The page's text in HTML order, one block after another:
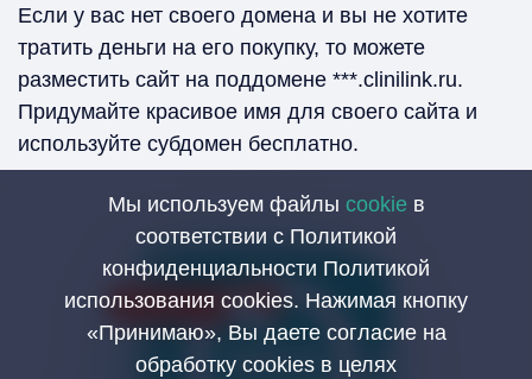
Если у вас нет своего домена и вы не хотите
тратить деньги на его покупку, то можете
разместить сайт на поддомене ***.clinilink.ru.
Придумайте красивое имя для своего сайта и
используйте субдомен бесплатно.
Мы используем файлы cookie в
соответствии с Политикой
конфиденциальности Политикой
использования cookies. Нажимая кнопку
«Принимаю», Вы даете согласие на
обработку cookies в целях